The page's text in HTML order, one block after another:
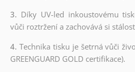
3. Díky UV-led inkoustovému
vůči roztržení a zachovává si
4. Technika tisku je šetrná vůči
GREENGUARD GOLD certifikace).